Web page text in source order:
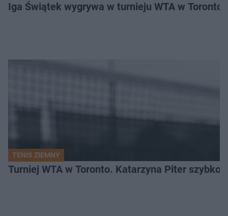
Iga Świątek wygrywa w turnieju WTA w
TENIS ZIEMNY
Turniej WTA w Toronto. Katarzyna Piter szybko